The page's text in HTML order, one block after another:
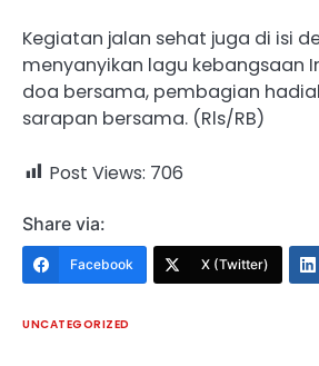
Kegiatan jalan sehat juga di isi
menyanyikan lagu kebangsaan
doa bersama, pembagian
sarapan bersama. (Rls/RB)
Post Views: 706
Share via:
Facebook X (Twitter)
UNCATEGORIZED